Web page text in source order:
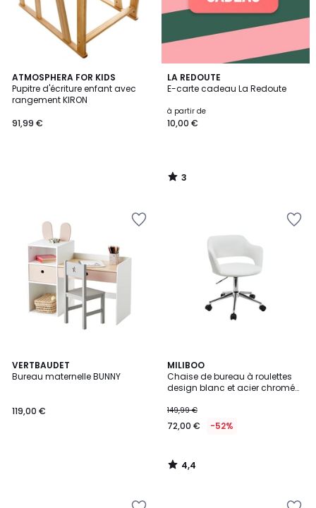
ATMOSPHERA FOR KIDS
Pupitre d'écriture enfant avec
rangement KIRON
91,99 €
LA REDOUTE
E-carte cadeau La Redoute
à partir de
10,00 €
3
/
3
/
VERTBAUDET
Bureau maternelle BUNNY
119,00 €
MILIBOO
Chaise de bureau à roulettes
design blanc et acier chromé
149,99 €
72,00 € -52%
4,4
/ 5
4,4
/